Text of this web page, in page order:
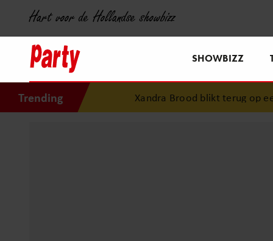
Hart voor de Hollandse showbizz
SHOWBIZZ
TrendingXandra Brood blikt terug op eerste liefdesnest